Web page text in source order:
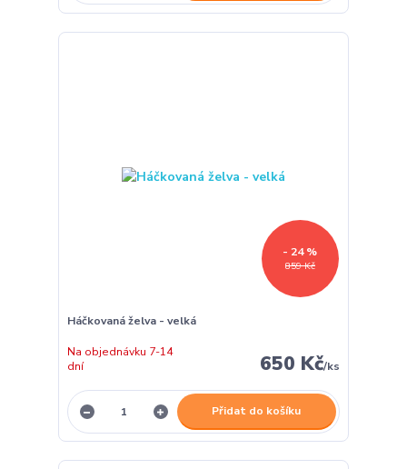
859 Kč
- 24 %
Háčkovaná želva - velká
650 Kč/ks
Na objednávku 7-14
dní
Přidat do košíku